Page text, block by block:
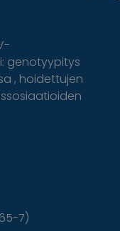
genotyypitys
, hoidettujen
7)